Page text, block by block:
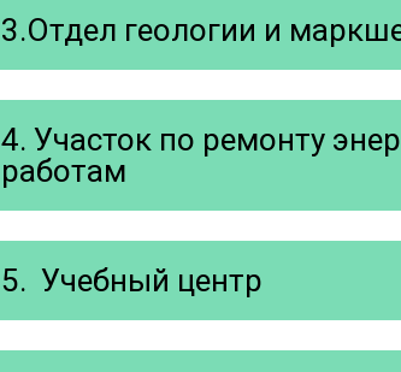
3.Отдел геологии и
4. Участок по ремонту
работам
5. Учебный центр